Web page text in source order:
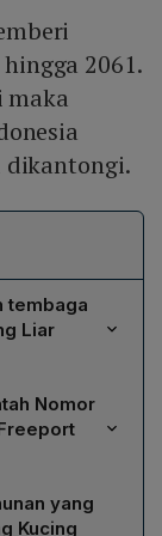
2061.
maka
dikantongi.
tembaga
Liar
kuartal
miliar pon
hari. Pada
Nomor
hingga
yang
Kucing